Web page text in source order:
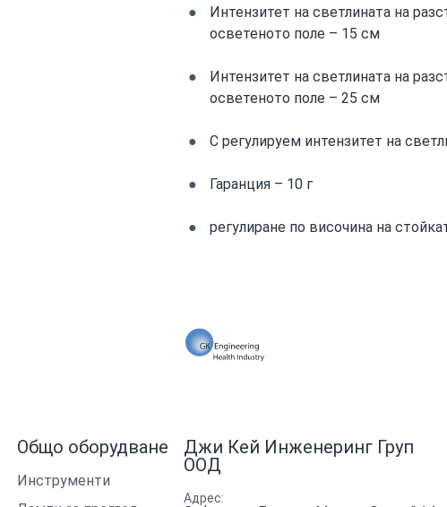
Интензитет на светлината на
осветеното поле – 15 см
Интензитет на светлината на
осветеното поле – 25 см
С регулируем интензитет на
Гаранция – 10 г
регулиране по височина на
Общо оборудване
Инструменти
Джи Кей Инженеринг Груп
ООД
Адрес